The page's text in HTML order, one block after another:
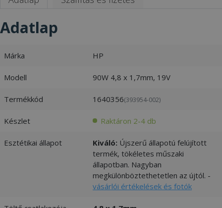
Adatlap
Márka HP
Modell 90W 4,8 x 1,7mm, 19V
Termékkód 1640356(393954-002)
Készlet Raktáron 2-4 db
Esztétikai állapot Kiváló: Újszerű állapotú felújított
termék, tökéletes műszaki
állapotban. Nagyban
megkülönböztethetetlen az újtól. -
vásárlói értékelések és fotók